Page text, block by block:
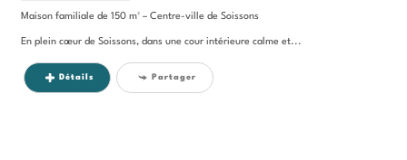
Maison familiale de 150 m² – Centre-ville de Soissons
En plein cœur de Soissons, dans une cour intérieure calme et...
Détails Partager